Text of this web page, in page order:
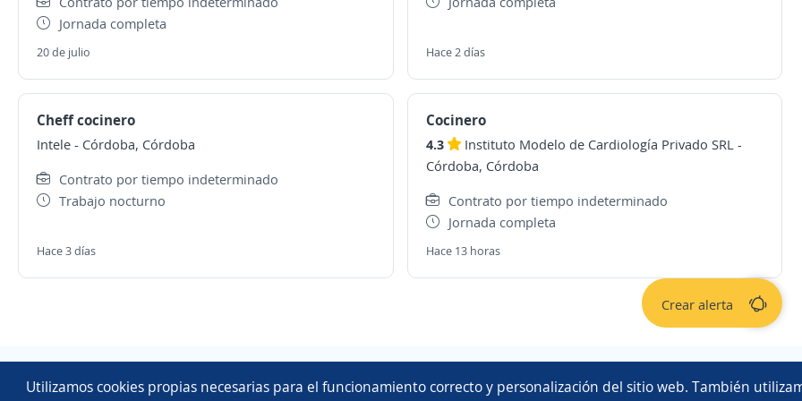
Utilizamos cookies propias necesarias para el funcionamiento correcto y personalización del sitio web. También
Jornada completa
20 de julio Hace 2 días
Cheff cocinero
Intele - Córdoba, Córdoba
Contrato por tiempo indeterminado
Trabajo nocturno
Hace 3 días
Cocinero
4.3 Instituto Modelo de Cardiología Privado SRL -
Córdoba, Córdoba
Contrato por tiempo indeterminado
Jornada completa
Hace 13 horas
Crear alerta
Aviso legal/privacidad